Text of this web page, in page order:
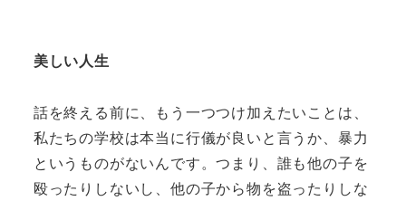
美しい人生
話を終える前に、もう一つつけ加えたいことは、
私たちの学校は本当に行儀が良いと言うか、暴力
というものがないんです。つまり、誰も他の子を
殴ったりしないし、他の子から物を盗ったりしな